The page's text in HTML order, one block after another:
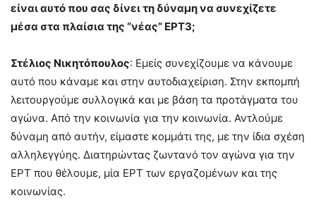
είναι αυτό που σας δίνει τη δύναμη να συνεχίζετε
μέσα στα πλαίσια της “νέας” ΕΡΤ3;
Στέλιος Νικητόπουλος: Εμείς συνεχίζουμε να κάνουμε
αυτό που κάναμε και στην αυτοδιαχείριση. Στην εκπομπή
λειτουργούμε συλλογικά και με βάση τα προτάγματα του
αγώνα. Από την κοινωνία για την κοινωνία. Αντλούμε
δύναμη από αυτήν, είμαστε κομμάτι της, με την ίδια σχέση
αλληλεγγύης. Διατηρώντας ζωντανό τον αγώνα για την
ΕΡΤ που θέλουμε, μία ΕΡΤ των εργαζομένων και της
κοινωνίας.